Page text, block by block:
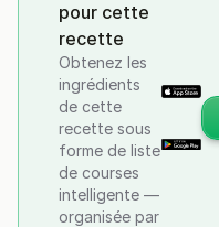
pour cette
recette
Obtenez les
ingrédients
de cette
recette sous
forme de liste
de courses
intelligente —
organisée par